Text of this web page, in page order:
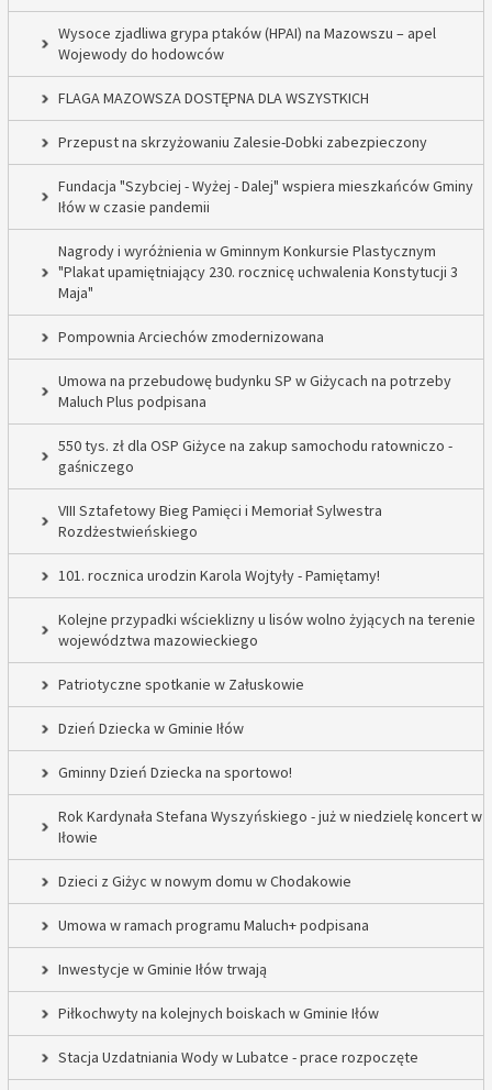
Wysoce zjadliwa grypa ptaków (HPAI) na Mazowszu – apel
Wojewody do hodowców
FLAGA MAZOWSZA DOSTĘPNA DLA WSZYSTKICH
Przepust na skrzyżowaniu Zalesie-Dobki zabezpieczony
Fundacja "Szybciej - Wyżej - Dalej" wspiera mieszkańców Gminy
Iłów w czasie pandemii
Nagrody i wyróżnienia w Gminnym Konkursie Plastycznym
"Plakat upamiętniający 230. rocznicę uchwalenia Konstytucji 3
Maja"
Pompownia Arciechów zmodernizowana
Umowa na przebudowę budynku SP w Giżycach na potrzeby
Maluch Plus podpisana
550 tys. zł dla OSP Giżyce na zakup samochodu ratowniczo -
gaśniczego
VIII Sztafetowy Bieg Pamięci i Memoriał Sylwestra
Rozdżestwieńskiego
101. rocznica urodzin Karola Wojtyły - Pamiętamy!
Kolejne przypadki wścieklizny u lisów wolno żyjących na terenie
województwa mazowieckiego
Patriotyczne spotkanie w Załuskowie
Dzień Dziecka w Gminie Iłów
Gminny Dzień Dziecka na sportowo!
Rok Kardynała Stefana Wyszyńskiego - już w niedzielę koncert w
Iłowie
Dzieci z Giżyc w nowym domu w Chodakowie
Umowa w ramach programu Maluch+ podpisana
Inwestycje w Gminie Iłów trwają
Piłkochwyty na kolejnych boiskach w Gminie Iłów
Stacja Uzdatniania Wody w Lubatce - prace rozpoczęte